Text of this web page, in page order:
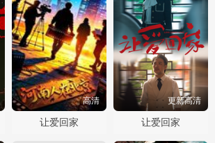
高清
让爱回家
更新高清
让爱回家